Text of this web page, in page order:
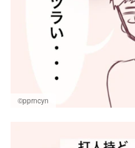
©pprncyn